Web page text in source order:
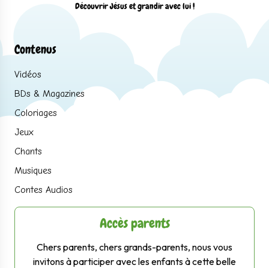
Découvrir Jésus et grandir avec lui !
Contenus
Vidéos
BDs & Magazines
Coloriages
Jeux
Chants
Musiques
Contes Audios
Accès parents
Chers parents, chers grands-parents, nous vous
invitons à participer avec les enfants à cette belle